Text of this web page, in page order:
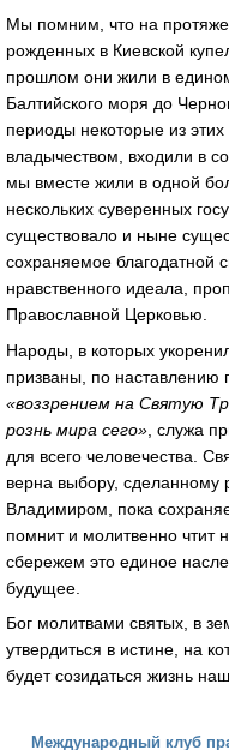
Мы помним, что на
рожденных в Киевской
прошлом они жили в
Балтийского моря до
периоды некоторые из
владычеством, входили в
мы вместе жили в одной
нескольких суверенных
существовало и ныне
сохраняемое благодатной
нравственного идеала,
Православной Церковью.
Народы, в которых
призваны, по наставлению
«воззрением на Святую
рознь мира сего» , служа
для всего человечества.
верна выбору, сделанному
Владимиром, пока
помнит и молитвенно
сбережем это единое
будущее.
Бог молитвами святых, в
утвердиться в истине, на
будет созидаться жизнь
Международный клуб